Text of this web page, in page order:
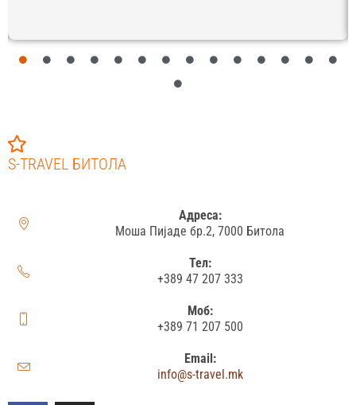
S-TRAVEL БИТОЛА
Адреса:
Моша Пијаде бр.2, 7000 Битола
Тел:
+389 47 207 333
Моб:
+389 71 207 500
Email:
info@s-travel.mk